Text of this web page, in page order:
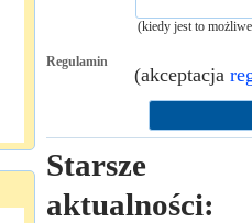
(kiedy jest to
Regulamin
(akceptacja
Starsze
aktualności: